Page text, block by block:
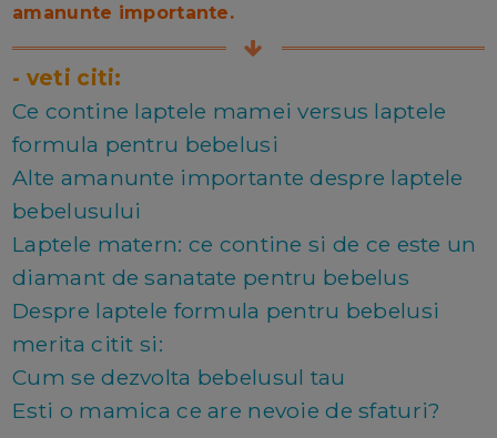
amanunte importante.
- veti citi:
Ce contine laptele mamei versus laptele
formula pentru bebelusi
Alte amanunte importante despre laptele
bebelusului
Laptele matern: ce contine si de ce este un
diamant de sanatate pentru bebelus
Despre laptele formula pentru bebelusi
merita citit si:
Cum se dezvolta bebelusul tau
Esti o mamica ce are nevoie de sfaturi?